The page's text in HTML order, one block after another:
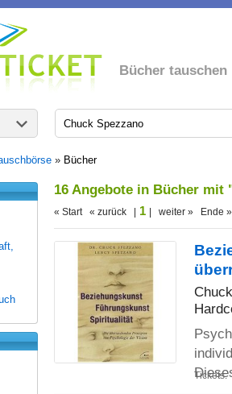
Bücher tauschen
» Bücher
16 Angebote in Bücher mit
« Start « zurück | 1 | weiter » Ende »
Tickets: